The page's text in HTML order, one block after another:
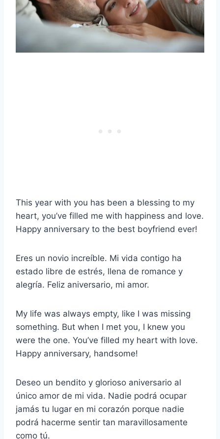
This year with you has been a blessing to my
heart, you’ve filled me with happiness and love.
Happy anniversary to the best boyfriend ever!
Eres un novio increíble. Mi vida contigo ha
estado libre de estrés, llena de romance y
alegría. Feliz aniversario, mi amor.
My life was always empty, like I was missing
something. But when I met you, I knew you
were the one. You’ve filled my heart with love.
Happy anniversary, handsome!
Deseo un bendito y glorioso aniversario al
único amor de mi vida. Nadie podrá ocupar
jamás tu lugar en mi corazón porque nadie
podrá hacerme sentir tan maravillosamente
como tú.